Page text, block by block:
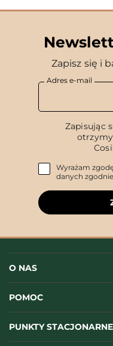
Zapisz się i
Adres e-mail
Zapisując
Wyrażam
danych
O NAS
POMOC
PUNKTY STACJONARNE